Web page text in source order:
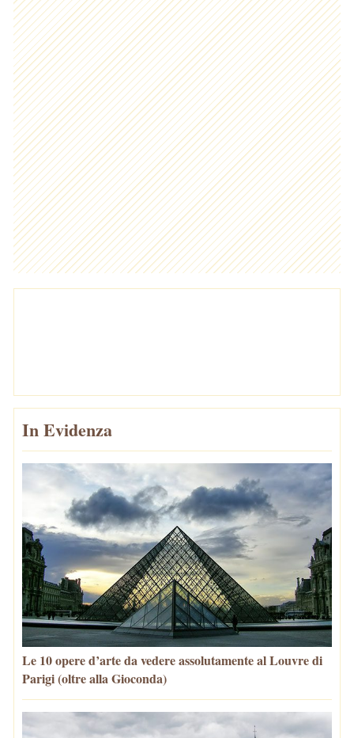
In Evidenza
Le 10 opere d’arte da vedere assolutamente al Louvre di
Parigi (oltre alla Gioconda)